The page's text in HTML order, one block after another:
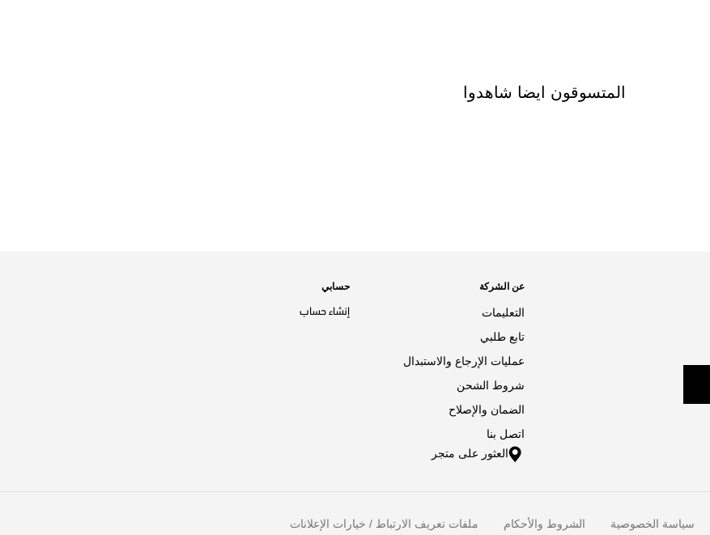
المتسوقون ايضا شاهدوا
عن الشركة
التعليمات
تابع طلبي
عمليات الإرجاع والاستبدال
شروط الشحن
الضمان والإصلاح
اتصل بنا
العثور على متجر
حسابي
إنشاء حساب
سياسة الخصوصية الشروط والأحكام ملفات تعريف الارتباط / خيارات الإعلانات